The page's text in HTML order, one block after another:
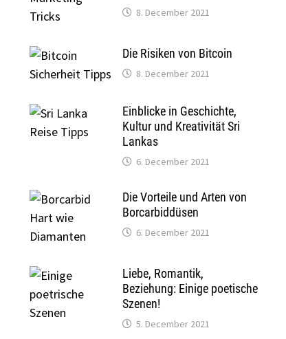
8. December 2021
Die Risiken von Bitcoin
8. December 2021
Einblicke in Geschichte,
Kultur und Kreativität Sri
Lankas
6. December 2021
Die Vorteile und Arten von
Borcarbiddüsen
6. December 2021
Liebe, Romantik,
Beziehung: Einige poetische
Szenen!
5. December 2021